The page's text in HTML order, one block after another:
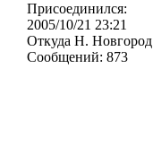
Присоединился:
2005/10/21 23:21
Откуда Н. Новгород
Сообщений: 873